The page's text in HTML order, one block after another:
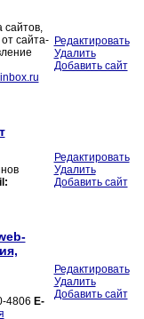
сайтов,
сайта-
Редактировать
Удалить
Добавить сайт
Редактировать
Удалить
Добавить сайт
4806 E-
Редактировать
Удалить
Добавить сайт